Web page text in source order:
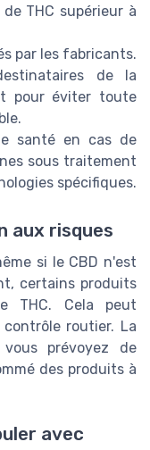
THC supérieur à
par les fabricants.
de la
pour éviter toute
santé en cas de
sous traitement
spécifiques.
aux risques
si le CBD n'est
certains produits
THC. Cela peut
routier. La
prévoyez de
des produits à
avec